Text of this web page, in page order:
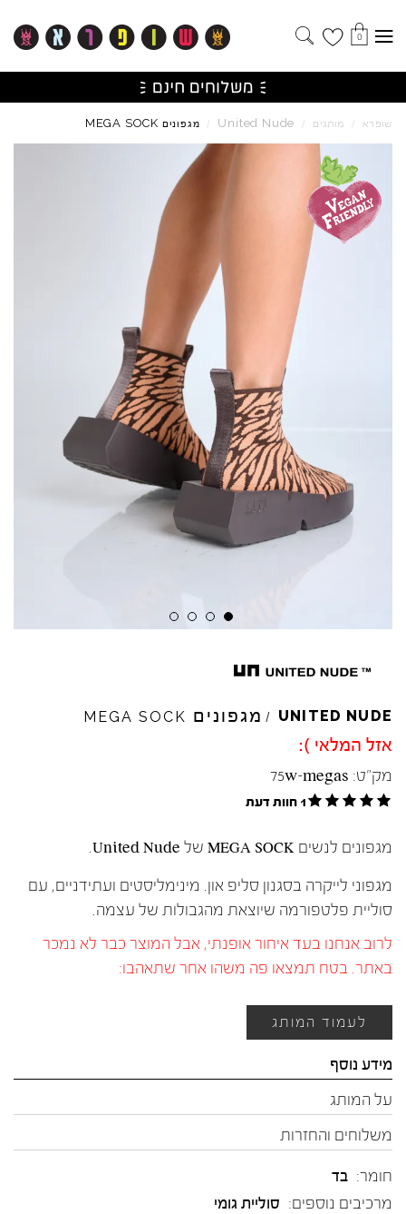
0
שופרא / מותגים /
United Nude
/ מגפונים MEGA SOCK
UNITED NUDE
/ מגפונים MEGA SOCK
אזל המלאי ):
מק"ט: 75w-megas
1 חוות דעת
מגפונים לנשים MEGA SOCK של United Nude.
מגפוני לייקרה בסגנון סליפ און. מינימליסטים ועתידניים, עם
סוליית פלטפורמה שיוצאת מהגבולות של עצמה.
לרוב אנחנו בעד איחור אופנתי, אבל המוצר כבר לא נמכר
באתר. בטח תמצאו פה משהו אחר שתאהבו:
לעמוד המותג
מידע נוסף
על המותג
משלוחים והחזרות
חומר: בד
מרכיבים נוספים: סוליית גומי